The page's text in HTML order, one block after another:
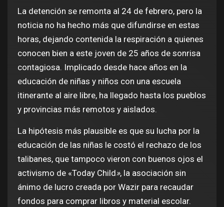
La detención se remonta al 24 de febrero, pero la
noticia no ha hecho más que difundirse en estas
horas, dejando contenida la respiración a quienes
conocen bien a este joven de 25 años de sonrisa
contagiosa. Implicado desde hace años en la
educación de niñas y niños con una escuela
itinerante al aire libre, ha llegado hasta los pueblos
y provincias más remotos y aislados.
La hipótesis más plausible es que su lucha por la
educación de las niñas le costó el rechazo de los
talibanes, que tampoco vieron con buenos ojos el
activismo de «Today Child», la asociación sin
ánimo de lucro creada por Wazir para recaudar
fondos para comprar libros y material escolar.